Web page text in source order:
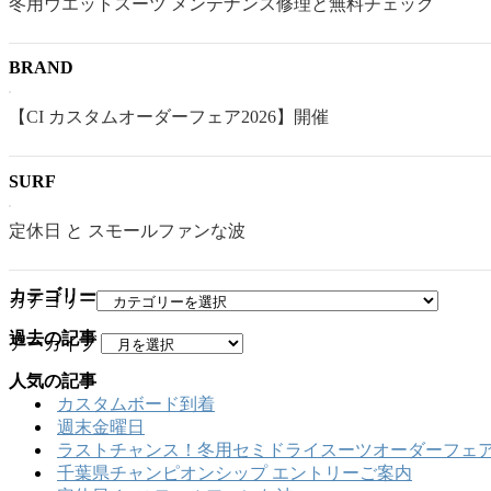
冬用ウエットスーツ メンテナンス修理と無料チェック
BRAND
【CI カスタムオーダーフェア2026】開催
SURF
定休日 と スモールファンな波
カテゴリー
カテゴリー
過去の記事
アーカイブ
人気の記事
カスタムボード到着
週末金曜日
ラストチャンス！冬用セミドライスーツオーダーフェ
千葉県チャンピオンシップ エントリーご案内